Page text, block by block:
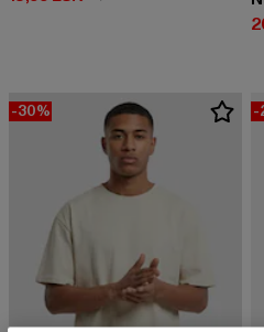
-30% -